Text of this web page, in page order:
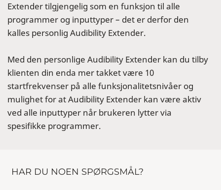
Extender tilgjengelig som en funksjon til alle
programmer og inputtyper – det er derfor den
kalles personlig Audibility Extender.
Med den personlige Audibility Extender kan du tilby
klienten din enda mer takket være 10
startfrekvenser på alle funksjonalitetsnivåer og
mulighet for at Audibility Extender kan være aktiv
ved alle inputtyper når brukeren lytter via
spesifikke programmer.
HAR DU NOEN SPØRGSMÅL?